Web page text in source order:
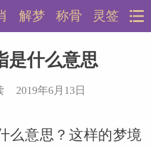
灵签
称骨
解梦
是什么意思
2019年6月13日
么意思？这样的梦境